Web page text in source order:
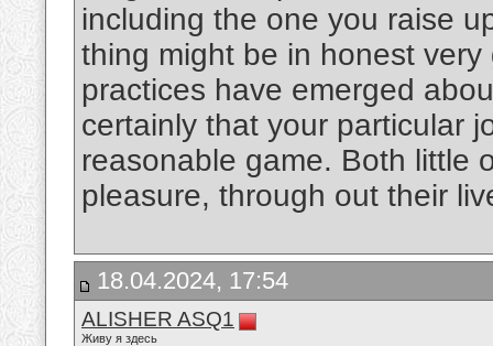
including the one you raise
thing might be in honest
practices have emerged
certainly that your particular
reasonable game. Both little
pleasure, through out their
18.04.2024, 17:54
ALISHER ASQ1
Живу я здесь